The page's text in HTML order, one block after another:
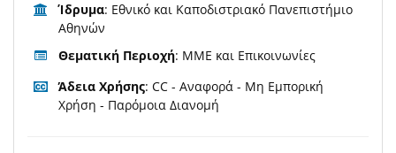
Ίδρυμα: Εθνικό και Καποδιστριακό Πανεπιστήμιο
Αθηνών
Θεματική Περιοχή: ΜΜΕ και Επικοινωνίες
Άδεια Χρήσης: CC - Αναφορά - Μη Εμπορική
Χρήση - Παρόμοια Διανομή